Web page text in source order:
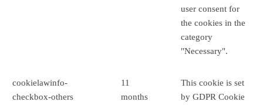
user consent for
the cookies in the
category
"Necessary".
cookielawinfo-
checkbox-others
11
months
This cookie is set
by GDPR Cookie